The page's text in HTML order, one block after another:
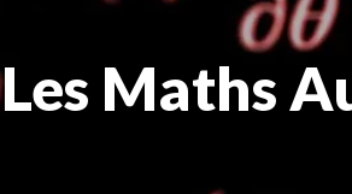
Les Maths